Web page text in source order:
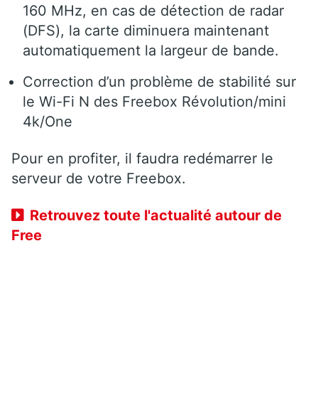
160 MHz, en cas de détection de radar
(DFS), la carte diminuera maintenant
automatiquement la largeur de bande.
Correction d’un problème de stabilité sur
le Wi-Fi N des Freebox Révolution/mini
4k/One
Pour en profiter, il faudra redémarrer le
serveur de votre Freebox.
Retrouvez toute l'actualité autour de
Free